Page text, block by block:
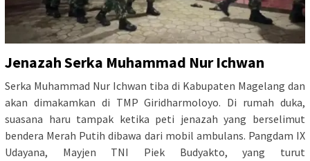
Jenazah Serka Muhammad Nur Ichwan
Serka Muhammad Nur Ichwan tiba di Kabupaten Magelang dan
akan dimakamkan di TMP Giridharmoloyo. Di rumah duka,
suasana haru tampak ketika peti jenazah yang berselimut
bendera Merah Putih dibawa dari mobil ambulans. Pangdam IX
Udayana, Mayjen TNI Piek Budyakto, yang turut